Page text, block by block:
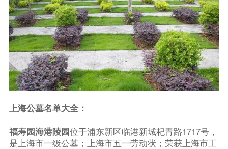
上海公墓名单大全：
福寿园海港陵园位于浦东新区临港新城杞青路1717号，
是上海市一级公墓；上海市五一劳动状；荣获上海市工